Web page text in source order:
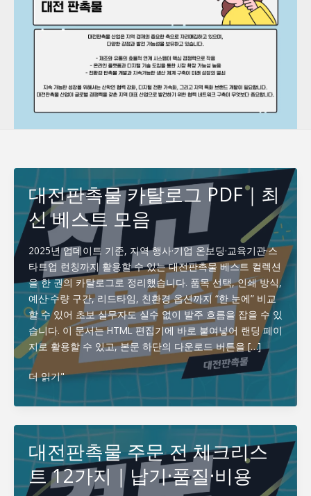
대전판촉물 카탈로그 PDF｜최
신 베스트 모음
2025년 업데이트 기준, 지역 행사·기업 온보딩·교육기관·스
타트업 런칭까지 활용할 수 있는 대전판촉물 베스트 컬렉션
을 한 권의 카탈로그로 정리했습니다. 품목 선택, 인쇄 방식,
예산·수량 구간, 리드타임, 친환경 옵션까지 “한 눈에” 비교
할 수 있어 초보 실무자도 실수 없이 발주 흐름을 잡을 수 있
습니다. 이 문서는 HTML 편집기에 바로 붙여넣어 랜딩 페이
지로 활용할 수 있고, 본문 하단의 다운로드 버튼을 […]
대
판
촉
물
카
탈
로
더 읽기"
대전판촉물 주문 전 체크리스
트 12가지｜납기·품질·비용